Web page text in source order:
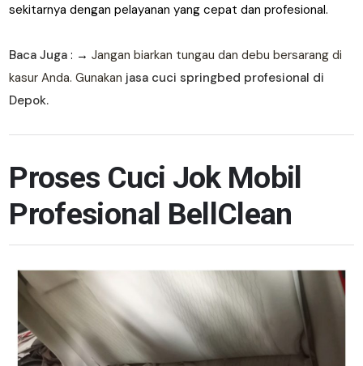
sekitarnya dengan pelayanan yang cepat dan profesional.
Baca Juga : →Jangan biarkan tungau dan debu bersarang di
kasur Anda. Gunakan jasa cuci springbed profesional di
Depok.
Proses Cuci Jok Mobil
Profesional BellClean